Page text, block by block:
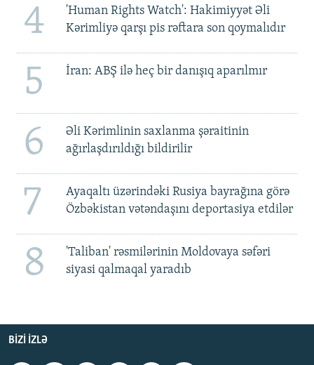
4
'Human Rights Watch': Hakimiyyət Əli
Kərimliyə qarşı pis rəftara son qoymalıdır
5 İran: ABŞ ilə heç bir danışıq aparılmır
6
Əli Kərimlinin saxlanma şəraitinin
ağırlaşdırıldığı bildirilir
7
Ayaqaltı üzərindəki Rusiya bayrağına görə
Özbəkistan vətəndaşını deportasiya etdilər
8
'Taliban' rəsmilərinin Moldovaya səfəri
siyasi qalmaqal yaradıb
BIZI IZLƏ